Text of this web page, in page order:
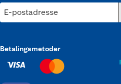
E-postadresse
Betalingsmetoder